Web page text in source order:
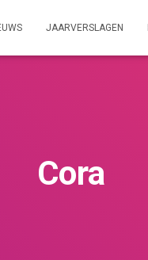
JAARVERSLAGEN
Cora